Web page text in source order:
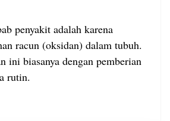
penyakit adalah karena
racun (oksidan) dalam tubuh.
ini biasanya dengan pemberian
rutin.